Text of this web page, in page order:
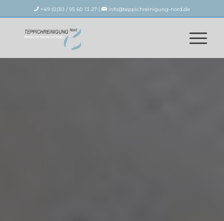
+49 (0)30 / 95 60 13 27 | info@teppichreinigung-nord.de